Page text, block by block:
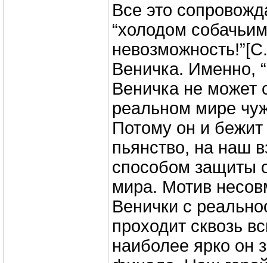
Все это
“холодом
Веничка. Именно,
Веничка не может
реальном мире
Потому он и
пьянство, на наш
способом защиты
мира. Мотив
Венички с
проходит сквозь
наиболее ярко он